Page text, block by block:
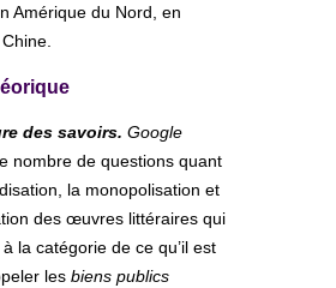
Amérique du Nord, en
des savoirs. Google
nombre de questions quant
la monopolisation et
des œuvres littéraires qui
la catégorie de ce qu’il est
les biens publics